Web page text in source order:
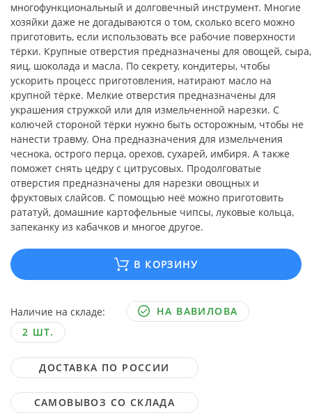
многофункциональный и долговечный инструмент. Многие
хозяйки даже не догадываются о том, сколько всего можно
приготовить, если использовать все рабочие поверхности
тёрки. Крупные отверстия предназначены для овощей, сыра,
яиц, шоколада и масла. По секрету, кондитеры, чтобы
ускорить процесс приготовления, натирают масло на
крупной тёрке. Мелкие отверстия предназначены для
украшения стружкой или для измельченной нарезки. С
колючей стороной тёрки нужно быть осторожным, чтобы не
нанести травму. Она предназначения для измельчения
чеснока, острого перца, орехов, сухарей, имбиря. А также
поможет снять цедру с цитрусовых. Продолговатые
отверстия предназначены для нарезки овощных и
фруктовых слайсов. С помощью неё можно приготовить
рататуй, домашние картофельные чипсы, луковые кольца,
запеканку из кабачков и многое другое.
В КОРЗИНУ
Наличие на складе:
НА ВАВИЛОВА
2 ШТ.
ДОСТАВКА ПО РОССИИ
САМОВЫВОЗ СО СКЛАДА